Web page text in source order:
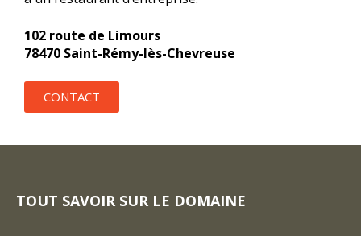
102 route de Limours
78470 Saint-Rémy-lès-Chevreuse
CONTACT
TOUT SAVOIR SUR LE DOMAINE